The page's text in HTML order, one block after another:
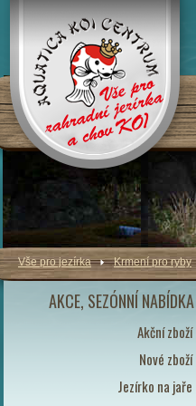
AKCE, SEZÓNNÍ NABÍDKA
Akční zboží
Nové zboží
Jezírko na jaře
Vše pro jezírka Krmení pro ryby